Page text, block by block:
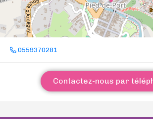
0559370281
Contactez-nous par